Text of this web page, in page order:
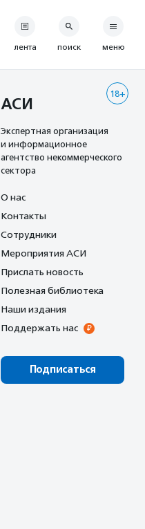
лента поиск меню
18+
АСИ
Экспертная организация
и информационное
агентство некоммерческого
сектора
О нас
Контакты
Сотрудники
Мероприятия АСИ
Прислать новость
Полезная библиотека
Наши издания
Поддержать нас
Подписаться